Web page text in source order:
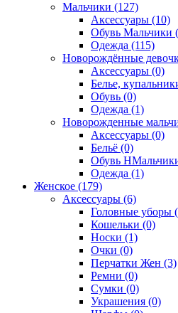
Мальчики (127)
Аксессуары (10)
Обувь Мальчики
Одежда (115)
Новорождённые
Аксессуары (0)
Белье,
Обувь (0)
Одежда (1)
Новорожденные
Аксессуары (0)
Бельё (0)
Обувь
Одежда (1)
Женское (179)
Аксессуары (6)
Головные уборы
Кошельки (0)
Носки (1)
Очки (0)
Перчатки Жен (3)
Ремни (0)
Сумки (0)
Украшения (0)